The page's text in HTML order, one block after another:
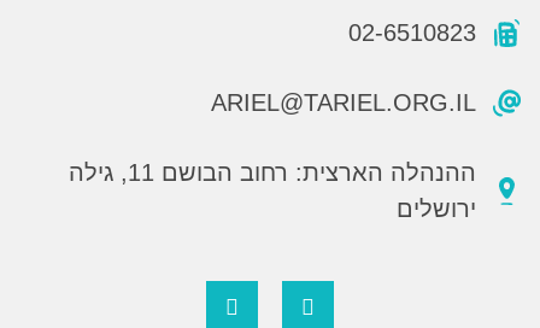
02-6510823
ARIEL@TARIEL.ORG.IL
ההנהלה הארצית: רחוב הבושם 11, גילה
ירושלים